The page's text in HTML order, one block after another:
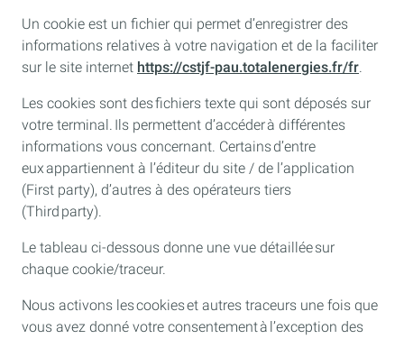
Un cookie est un fichier qui permet d’enregistrer des
informations relatives à votre navigation et de la faciliter
sur le site internet https://cstjf-pau.totalenergies.fr/fr.
Les cookies sont des fichiers texte qui sont déposés sur
votre terminal. Ils permettent d’accéder à différentes
informations vous concernant. Certains d’entre
eux appartiennent à l’éditeur du site / de l’application
(First party), d’autres à des opérateurs tiers
(Third party).
Le tableau ci-dessous donne une vue détaillée sur
chaque cookie/traceur.
Nous activons les cookies et autres traceurs une fois que
vous avez donné votre consentement à l’exception des